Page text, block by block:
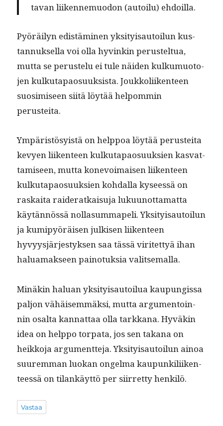
ta­van liiken­nemuodon (autoilu) ehdoilla.
Pyöräi­lyn edis­tämi­nen yksi­ty­isautoilun kus­
tan­nuk­sel­la voi olla hyvinkin perustel­tua,
mut­ta se perustelu ei tule näi­den kulku­muo­to­
jen kulku­ta­pao­suuk­sista. Joukkoli­iken­teen
suosimiseen siitä löytää helpom­min
perusteita.
Ympäristösy­istä on help­poa löytää perustei­ta
kevyen liiken­teen kulku­ta­pao­suuk­sien kas­vat­
tamiseen, mut­ta konevoimaisen liiken­teen
kulku­ta­pao­suuk­sien kohdal­la kyseessä on
raskai­ta raider­atkaisu­ja luku­unot­ta­mat­ta
käytän­nössä nol­la­summapeli. Yksi­ty­isautoilun
ja kumipyöräisen julkisen liiken­teen
hyvyysjärjestyk­sen saa tässä viritet­tyä ihan
halu­a­mak­seen pain­o­tuk­sia valitsemalla.
Minäkin halu­an yksi­ty­isautoilua kaupungis­sa
paljon vähäisem­mäk­si, mut­ta argu­men­toin­
nin osalta kan­nat­taa olla tarkkana. Hyväkin
idea on help­po tor­pa­ta, jos sen takana on
heikko­ja argu­ment­te­ja. Yksi­ty­isautoilun ain­oa
suurem­man luokan ongel­ma kaupunkili­iken­
teessä on tilankäyt­tö per siir­ret­ty henkilö.
Vastaa